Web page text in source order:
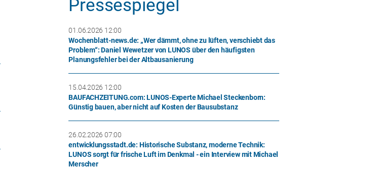
Pressespiegel
01.06.2026 12:00
Wochenblatt-news.de: „Wer dämmt, ohne zu lüften, verschiebt das
Problem“: Daniel Wewetzer von LUNOS über den häufigsten
Planungsfehler bei der Altbausanierung
15.04.2026 12:00
BAUFACHZEITUNG.com: LUNOS-Experte Michael Steckenborn:
Günstig bauen, aber nicht auf Kosten der Bausubstanz
26.02.2026 07:00
entwicklungsstadt.de: Historische Substanz, moderne Technik:
LUNOS sorgt für frische Luft im Denkmal - ein Interview mit Michael
Merscher